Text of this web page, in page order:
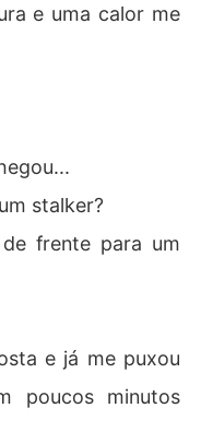
e uma calor me
stalker?
frente para um
e já me puxou
poucos minutos